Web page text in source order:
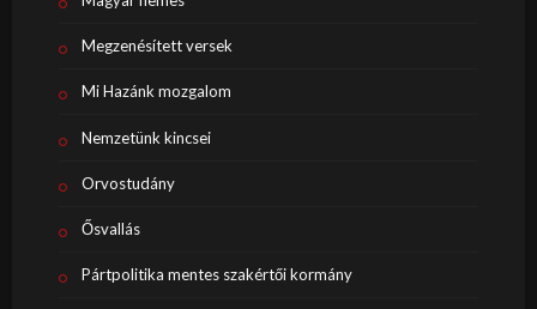
Megzenésített versek
Mi Hazánk mozgalom
Nemzetünk kincsei
Orvostudány
Ősvallás
Pártpolitika mentes szakértői kormány